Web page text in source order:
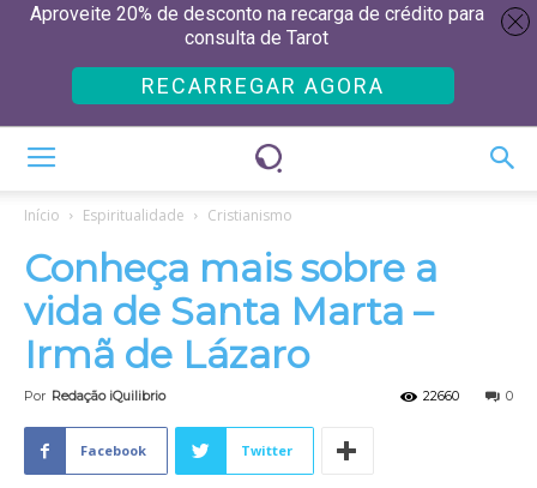
Início Espiritualidade Cristianismo
Conheça mais sobre a
vida de Santa Marta –
Irmã de Lázaro
Por Redação iQuilibrio 0
22660
Facebook Twitter
Aproveite 20% de desconto na recarga de crédito para
consulta de Tarot
RECARREGAR AGORA